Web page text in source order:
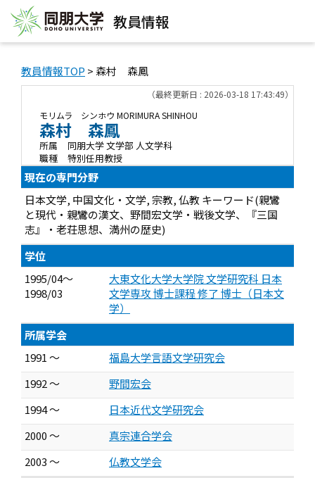
教員情報
教員情報TOP > 森村 森鳳
（最終更新日 : 2026-03-18 17:43:49）
モリムラ シンホウ MORIMURA SHINHOU
森村 森鳳
所属
同朋大学 文学部 人文学科
職種
特別任用教授
現在の専門分野
日本文学, 中国文化・文学, 宗教, 仏教 キーワード(親鸞
と現代・親鸞の漢文、野間宏文学・戦後文学、『三国
志』・老荘思想、満州の歴史)
学位
1995/04～
1998/03
大東文化大学大学院 文学研究科 日本
文学専攻 博士課程 修了 博士（日本文
学）
所属学会
1991 ～
福島大学言語文学研究会
1992 ～
野間宏会
1994 ～
日本近代文学研究会
2000 ～
真宗連合学会
2003 ～
仏教文学会